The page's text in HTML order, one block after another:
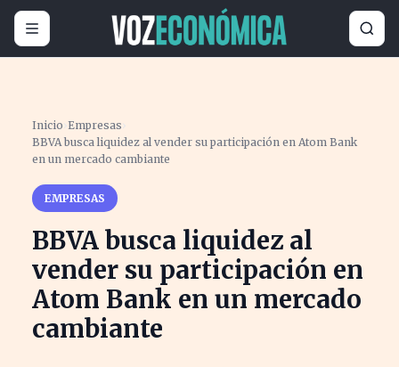
Inicio ›Empresas ›
BBVA busca liquidez al vender su participación en Atom Bank
en un mercado cambiante
EMPRESAS
BBVA busca liquidez al
vender su participación en
Atom Bank en un mercado
cambiante